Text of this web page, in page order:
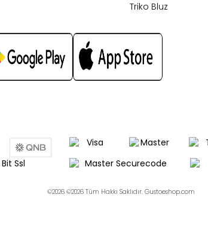
Triko Bluz
©2026 ©2026 Tüm Hakkı Saklıdır. Gustoeshop.com